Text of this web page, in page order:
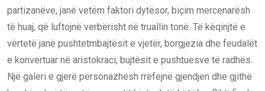
partizanëve, janë vetëm faktori dytësor, biçim mercenarësh
të huaj, që luftojnë verbërisht në truallin tonë. Të këqinjtë e
vërtetë janë pushtetmbajtësit e vjetër, borgjezia dhe feudalët
e konvertuar në aristokraci, bujtësit e pushtuesve të radhës.
Një galeri e gjerë personazhesh rrëfejnë gjendjen dhe gjithë